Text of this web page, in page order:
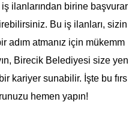
ilanlarından birine başvurar
Bu iş ilanları, sizin
adım atmanız için mükemm
Birecik Belediyesi size yen
kariyer sunabilir. İşte bu fırs
hemen yapın!